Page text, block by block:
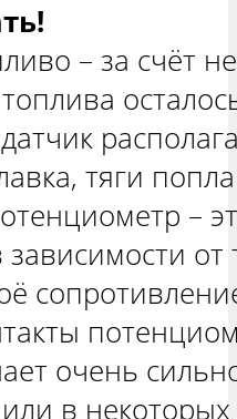
«ПРИОРА
21213 «НИВА
ТРЕХ-
2131 «НИВА
– за счёт
тяги
–
зависимости
очень
в